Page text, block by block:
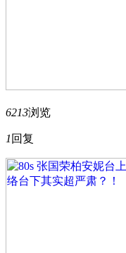
6213浏览
1 回复